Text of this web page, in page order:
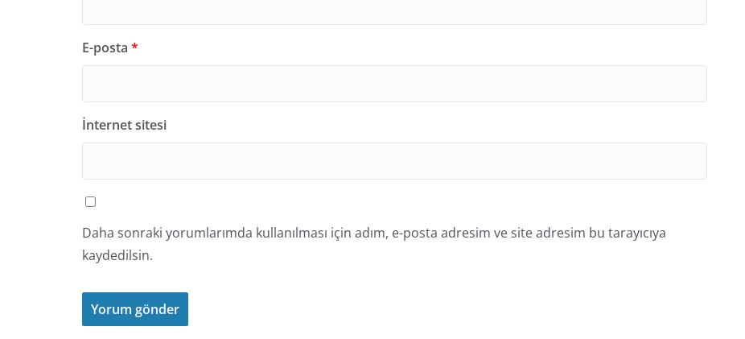
E-posta *
İnternet sitesi
Daha sonraki yorumlarımda kullanılması için adım, e-posta adresim ve site adresim bu tarayıcıya
kaydedilsin.